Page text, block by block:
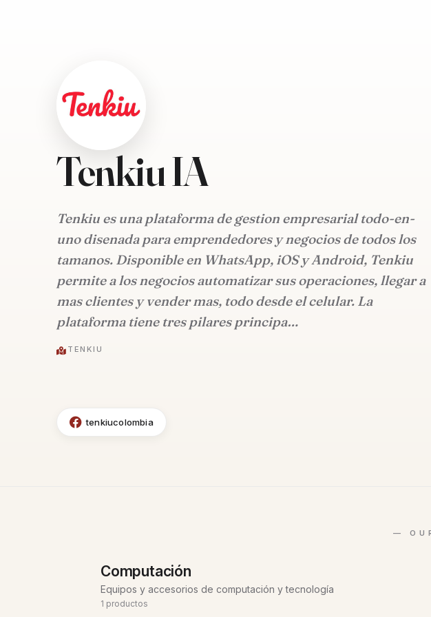
Tenkiu IA
Tenkiu es una plataforma de gestion empresarial todo-en-
uno disenada para emprendedores y negocios de todos los
tamanos. Disponible en WhatsApp, iOS y Android, Tenkiu
permite a los negocios automatizar sus operaciones, llegar a
mas clientes y vender mas, todo desde el celular. La
plataforma tiene tres pilares principa…
TENKIU
tenkiucolombia
Computación
Equipos y accesorios de computación y tecnología
1 productos